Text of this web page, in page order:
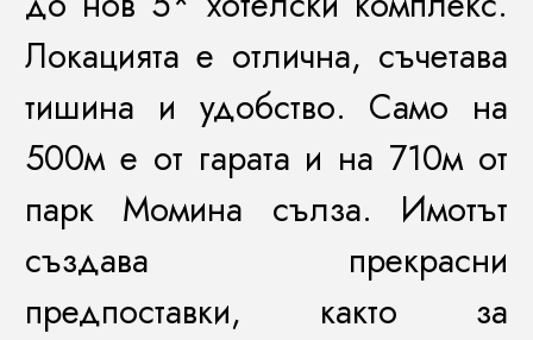
Локацията е отлична, съчетава
тишина и удобство. Само на
500м е от гарата и на 710м от
парк Момина сълза. Имотът
създава прекрасни
предпоставки, както за